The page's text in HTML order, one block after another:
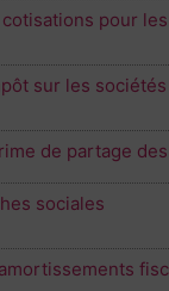
pour
sur les
de partage
sociales